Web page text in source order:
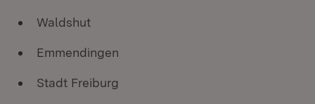
Waldshut
Emmendingen
Stadt Freiburg